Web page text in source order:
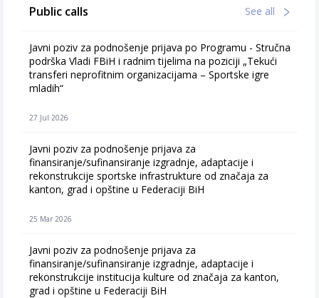
Public calls See all
Javni poziv za podnošenje prijava po Programu - Stručna
podrška Vladi FBiH i radnim tijelima na poziciji „Tekući
transferi neprofitnim organizacijama – Sportske igre
mladih“
27 Jul 2026
Javni poziv za podnošenje prijava za
finansiranje/sufinansiranje izgradnje, adaptacije i
rekonstrukcije sportske infrastrukture od značaja za
kanton, grad i opštine u Federaciji BiH
25 Mar 2026
Javni poziv za podnošenje prijava za
finansiranje/sufinansiranje izgradnje, adaptacije i
rekonstrukcije institucija kulture od značaja za kanton,
grad i opštine u Federaciji BiH